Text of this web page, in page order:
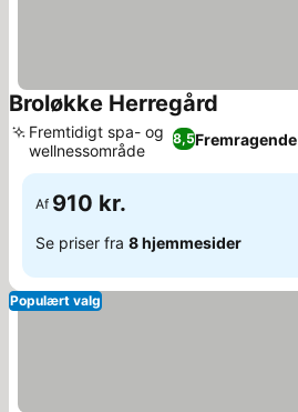
Broløkke Herregård
8,5Fremragende
Fremtidigt spa- og
wellnessområde
Af 910 kr.
Se priser fra 8 hjemmesider
Populært valg